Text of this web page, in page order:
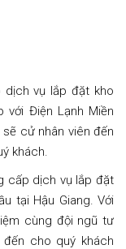
vụ lắp đặt kho
với Điện Lạnh Miền
cử nhân viên đến
khách.
cấp dịch vụ lắp đặt
tại Hậu Giang. Với
cùng đội ngũ tư
cho quý khách